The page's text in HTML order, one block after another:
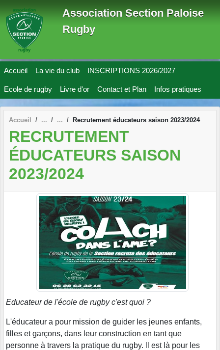
Association Section Paloise
Rugby
Accueil La vie du club INSCRIPTIONS 2026/2027
Ecole de rugby Livre d'or Contact et Plan Infos pratiques
Accueil Recrutement éducateurs saison 2023/2024
RECRUTEMENT
ÉDUCATEURS SAISON
2023/2024
Educateur de l'école de rugbyc'est quoi ?
L'éducateur a pour mission de guider les jeunes enfants,
filles et garçons, dans leur construction en tant que
personne à travers la pratique du rugby. ll est là pour les